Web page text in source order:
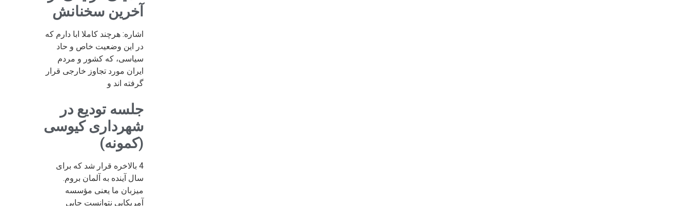
آخرین سخنانش
اشاره: هرچند کاملا ابا دارم که
در این وضعیت خاص و حاد
سیاسی، که کشور و مردم
ایران مورد تجاوز خارجی قرار
گرفته اند و
جلسه تودیع در
شهرداری کیوسی
(کمونه)
4 بالاخره قرار شد که برای
سال آینده به آلمان بروم.
میزبان ما یعنی مؤسسه
آمریکایی نتوانست جایی